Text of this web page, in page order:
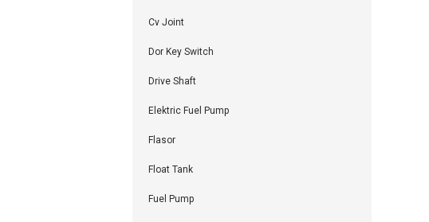
Cv Joint
Dor Key Switch
Drive Shaft
Elektric Fuel Pump
Flasor
Float Tank
Fuel Pump